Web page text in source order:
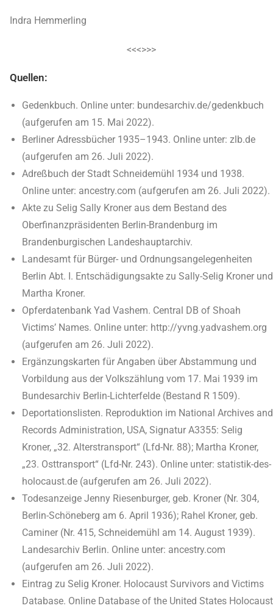
Indra Hemmerling
<<<>>>
Quellen:
Gedenkbuch. Online unter: bundesarchiv.de/gedenkbuch
(aufgerufen am 15. Mai 2022).
Berliner Adressbücher 1935­–1943. Online unter: zlb.de
(aufgerufen am 26. Juli 2022).
Adreßbuch der Stadt Schneidemühl 1934 und 1938.
Online unter: ancestry.com (aufgerufen am 26. Juli 2022).
Akte zu Selig Sally Kroner aus dem Bestand des
Oberfinanzpräsidenten Berlin-Brandenburg im
Brandenburgischen Landeshauptarchiv.
Landesamt für Bürger- und Ordnungsangelegenheiten
Berlin Abt. I. Entschädigungsakte zu Sally-Selig Kroner und
Martha Kroner.
Opferdatenbank Yad Vashem. Central DB of Shoah
Victims’ Names. Online unter: http://yvng.yadvashem.org
(aufgerufen am 26. Juli 2022).
Ergänzungskarten für Angaben über Abstammung und
Vorbildung aus der Volkszählung vom 17. Mai 1939 im
Bundesarchiv Berlin-Lichterfelde (Bestand R 1509).
Deportationslisten. Reproduktion im National Archives and
Records Administration, USA, Signatur A3355: Selig
Kroner, „32. Alterstransport“ (Lfd-Nr. 88); Martha Kroner,
„23. Osttransport“ (Lfd-Nr. 243). Online unter: statistik-des-
holocaust.de (aufgerufen am 26. Juli 2022).
Todesanzeige Jenny Riesenburger, geb. Kroner (Nr. 304,
Berlin-Schöneberg am 6. April 1936); Rahel Kroner, geb.
Caminer (Nr. 415, Schneidemühl am 14. August 1939).
Landesarchiv Berlin. Online unter: ancestry.com
(aufgerufen am 26. Juli 2022).
Eintrag zu Selig Kroner. Holocaust Survivors and Victims
Database. Online Database of the United States Holocaust